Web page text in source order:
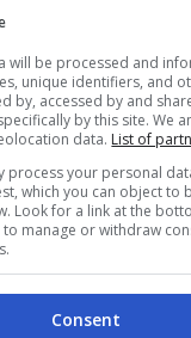
posto, quando
nella stagione
mila euro.
will be processed and
unique identifiers, and
by, accessed by and
by this site. We
data. List of
process your personal
which you can object to
Look for a link at the
manage or withdraw
Consent